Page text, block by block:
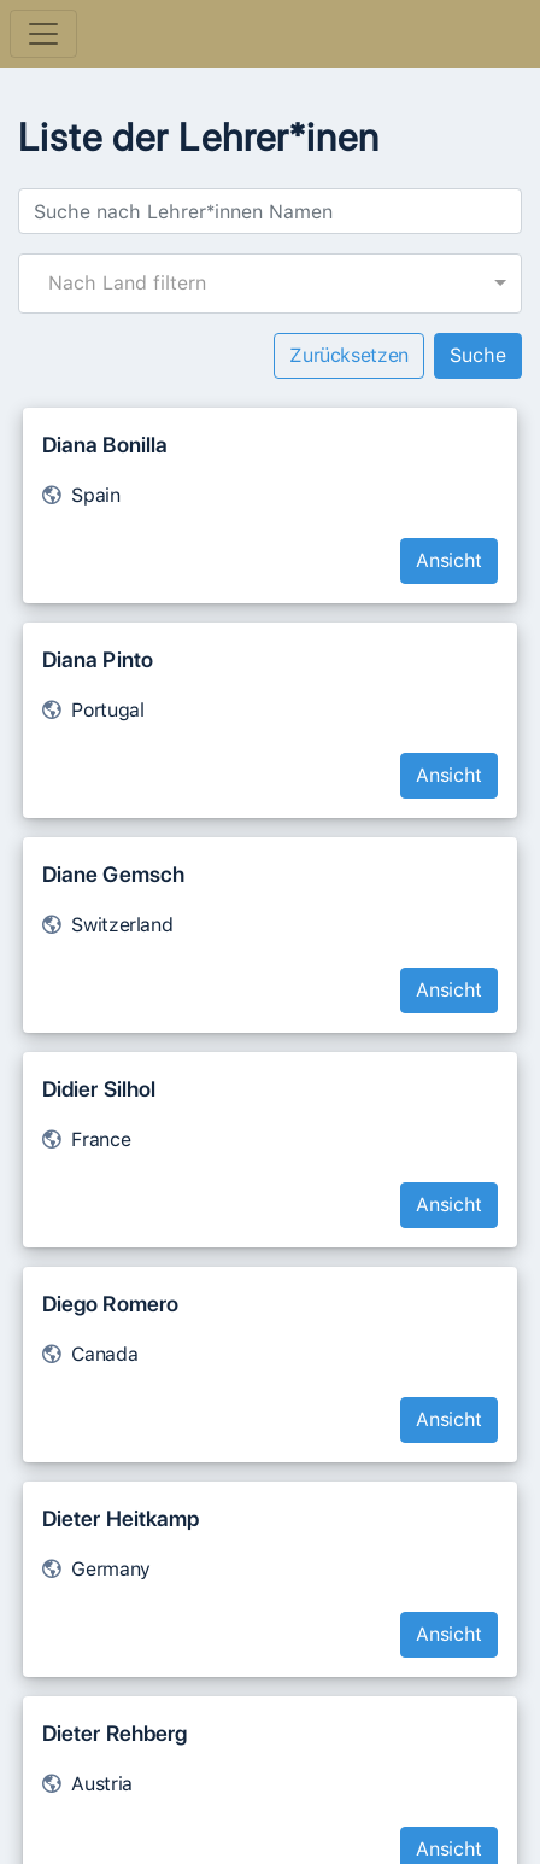
Liste der Lehrer*inen
Nach Land filtern
Zurücksetzen
Diana Bonilla
Spain
Ansicht
Diana Pinto
Portugal
Ansicht
Diane Gemsch
Switzerland
Ansicht
Didier Silhol
France
Ansicht
Diego Romero
Canada
Ansicht
Dieter Heitkamp
Germany
Ansicht
Dieter Rehberg
Austria
Ansicht